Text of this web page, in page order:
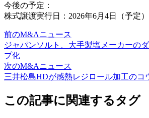
今後の予定：
株式譲渡実行日：2026年6月4日（予定）
前のM&Aニュース
ジャパンソルト、大手製塩メーカーの
プ化
次のM&Aニュース
三井松島HDが感熱レジロール加工のコ
この記事に関連するタグ